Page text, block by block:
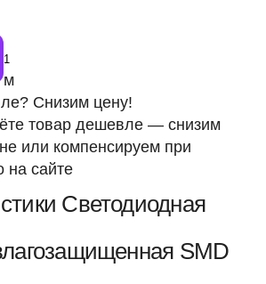
м
Снизим цену!
товар дешевле — снизим
или компенсируем при
на сайте
Светодиодная
SMD